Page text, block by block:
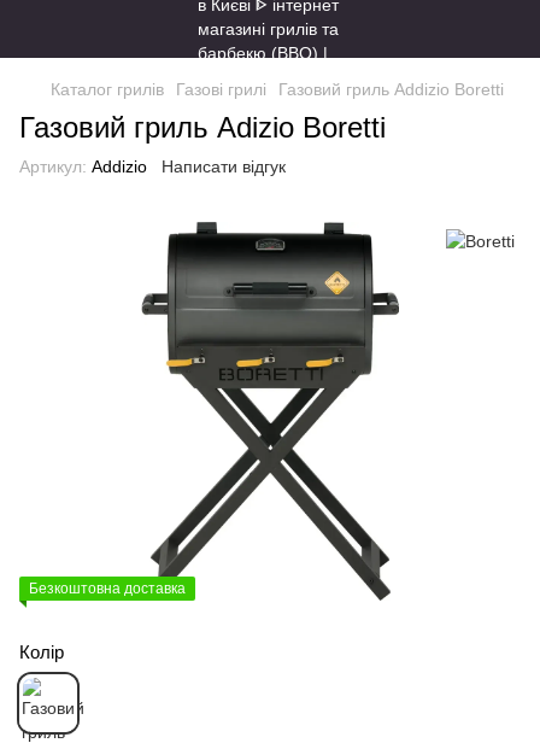
Каталог грилів Газові грилі Газовий гриль Addizio Boretti
Газовий гриль Adizio Boretti
Артикул: Addizio Написати відгук
Безкоштовна доставка
Колір